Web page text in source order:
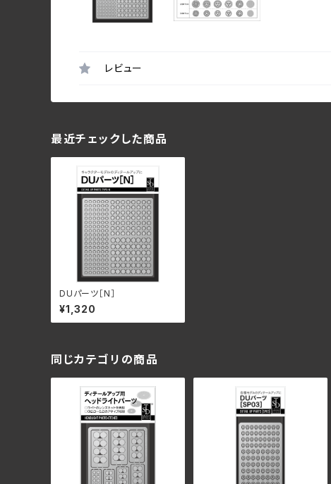
レビュー
最近チェックした商品
DUパーツ［N］
¥1,320
同じカテゴリの商品